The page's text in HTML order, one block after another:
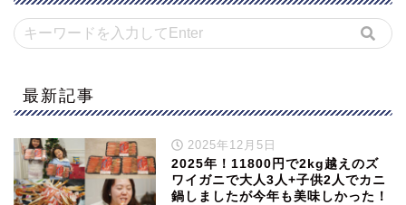
最新記事
2025年12月5日
2025年！11800円で2kg越えのズ
ワイガニで大人3人+子供2人でカニ
鍋しましたが今年も美味しかった！